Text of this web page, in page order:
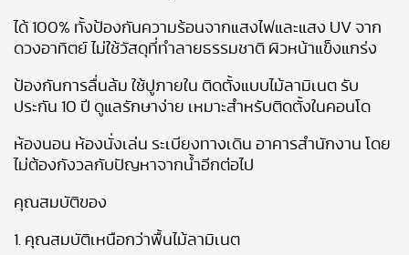
ได้ 100% ทั้งป้องกันความร้อนจากแสงไฟและแสง UV จาก
ดวงอาทิตย์ ไม่ใช้วัสดุที่ทำลายธรรมชาติ ผิวหน้าแข็งแกร่ง
ป้องกันการลื่นล้ม ใช้ปูภายใน ติดตั้งแบบไม้ลามิเนต รับ
ประกัน 10 ปี ดูแลรักษาง่าย เหมาะสำหรับติดตั้งในคอนโด
ห้องนอน ห้องนั่งเล่น ระเบียงทางเดิน อาคารสำนักงาน โดย
ไม่ต้องกังวลกับปัญหาจากน้ำอีกต่อไป
คุณสมบัติของ
1. คุณสมบัติเหนือกว่าพื้นไม้ลามิเนต